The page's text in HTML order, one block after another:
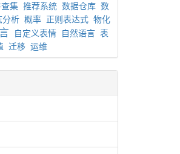
集 推荐系统 数据仓库 数
分析 概率 正则表达式 物化
自定义表情 自然语言 表
迁移 运维